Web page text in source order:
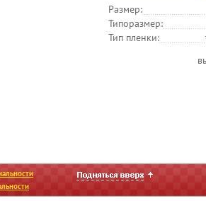
Размер:
Типоразмер:
Тип пленки: